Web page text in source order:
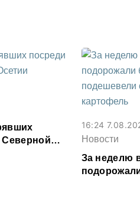
Северной
16:24
Новости
За неделю